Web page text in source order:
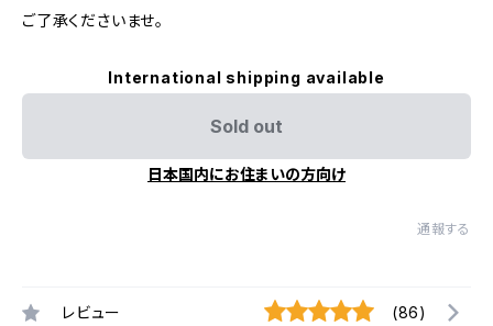
ご了承くださいませ。
International shipping available
Sold out
日本国内にお住まいの方向け
通報する
レビュー (86)